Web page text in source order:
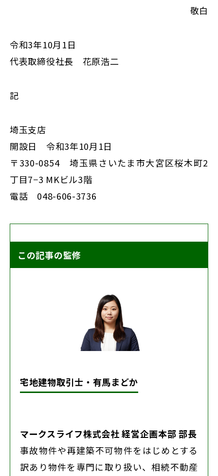
敬白
令和3年10月1日
代表取締役社長 花原浩二
記
埼玉支店
開設日 令和3年10月1日
〒330-0854 埼玉県さいたま市大宮区桜木町2
丁目7−3 MKビル3階
電話 048-606-3736
この記事の監修
宅地建物取引士・有馬まどか
マークスライフ株式会社 経営企画本部 部長
事故物件や再建築不可物件をはじめとする
訳あり物件を専門に取り扱い、相続不動産